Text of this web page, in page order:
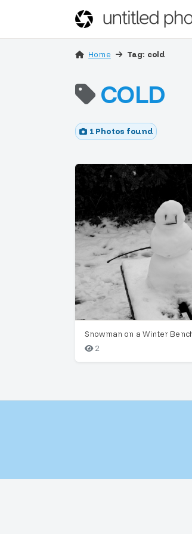
Home Tag: cold
COLD
1 Photos found
Snowman on a Winter
2